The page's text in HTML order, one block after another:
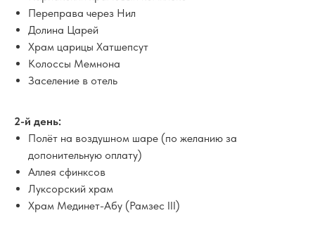
Переправа через Нил
Долина Царей
Храм царицы Хатшепсут
Колоссы Мемнона
Заселение в отель
2-й день:
Полёт на воздушном шаре (по желанию за
допонительную оплату)
Аллея сфинксов
Луксорский храм
Храм Мединет-Абу (Рамзес III)